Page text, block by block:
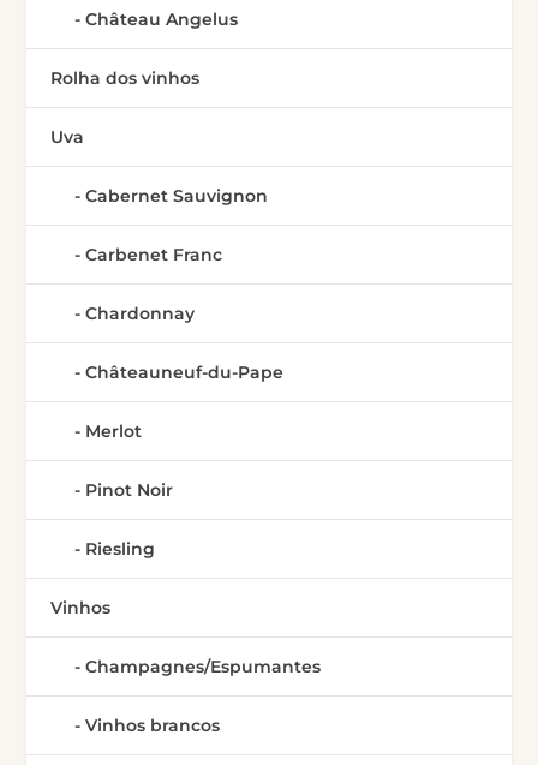
Château Angelus
Rolha dos vinhos
Uva
Cabernet Sauvignon
Carbenet Franc
Chardonnay
Châteauneuf-du-Pape
Merlot
Pinot Noir
Riesling
Vinhos
Champagnes/Espumantes
Vinhos brancos